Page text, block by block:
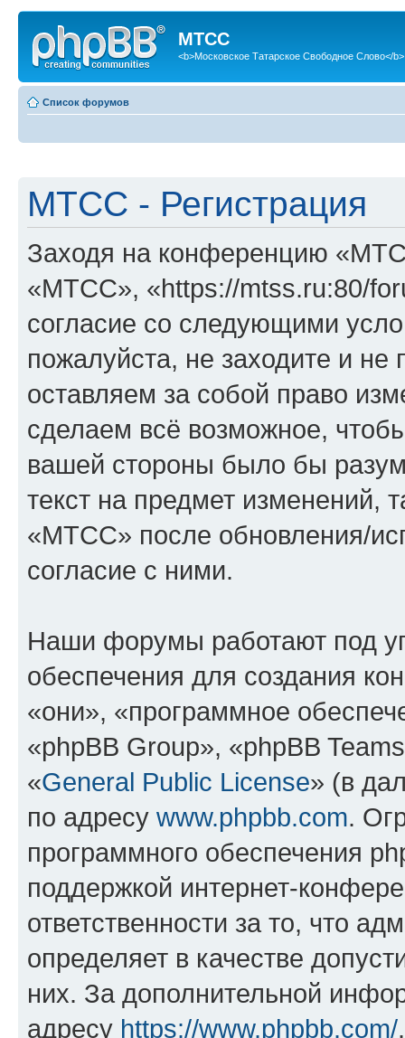
МТСС
<b>Московское Татарское Свободное Слово</b>
Список форумов
МТСС - Регистрация
Заходя на конференцию
«МТСС», «https://mtss.ru:80/
согласие со следующими
пожалуйста, не заходите и
оставляем за собой право
сделаем всё возможное,
вашей стороны было бы
текст на предмет изменений,
«МТСС» после обновления/
согласие с ними.
Наши форумы работают под
обеспечения для создания
«они», «программное
«phpBB Group», «phpBB
«General Public License» (в
по адресу www.phpbb.com.
программного обеспечения
поддержкой интернет-
ответственности за то, что
определяет в качестве
них. За дополнительной
адресу https://www.phpbb.com/.